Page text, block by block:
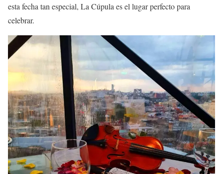
esta fecha tan especial, La Cúpula es el lugar perfecto para
celebrar.